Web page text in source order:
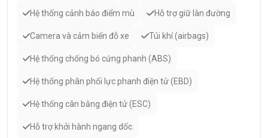
Hệ thống cảnh báo điểm mù Hỗ trợ giữ làn đường
Camera và cảm biến đỗ xe Túi khí (airbags)
Hệ thống chống bó cứng phanh (ABS)
Hệ thống phân phối lực phanh điện tử (EBD)
Hệ thống cân bằng điện tử (ESC)
Hỗ trợ khởi hành ngang dốc